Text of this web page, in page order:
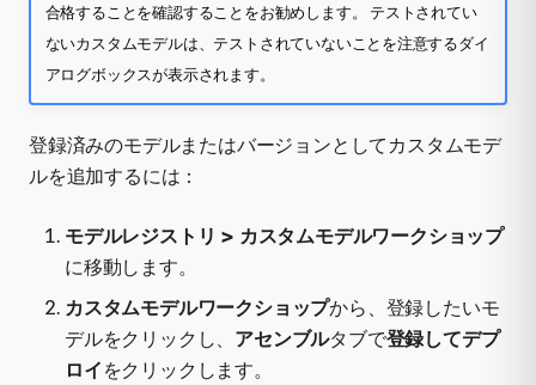
合格することを確認することをお勧めします。 テストされてい
ないカスタムモデルは、テストされていないことを注意するダイ
アログボックスが表示されます。
登録済みのモデルまたはバージョンとしてカスタムモデ
ルを追加するには：
モデルレジストリ > カスタムモデルワークショップ
に移動します。
カスタムモデルワークショップから、登録したいモ
デルをクリックし、 アセンブルタブで登録してデプ
ロイ をクリックします。